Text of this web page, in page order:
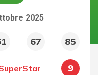
2025
67 85
9